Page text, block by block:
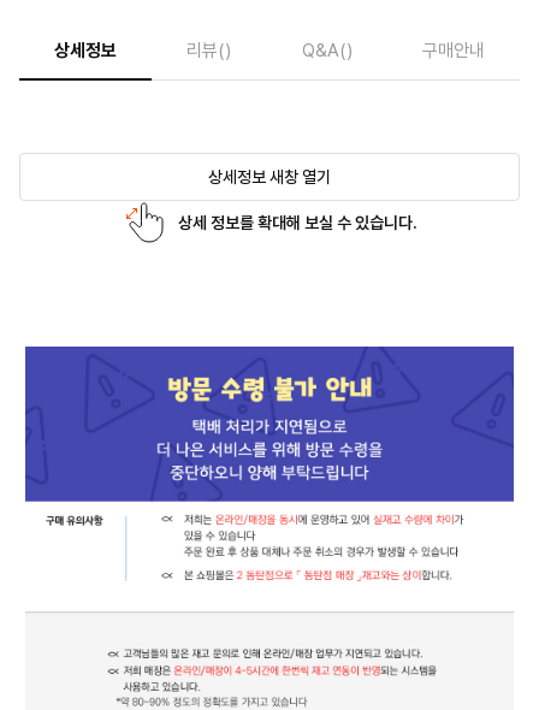
상세정보 리뷰() Q&A() 구매안내
상세정보 새창 열기
상세 정보를 확대해 보실 수 있습니다.